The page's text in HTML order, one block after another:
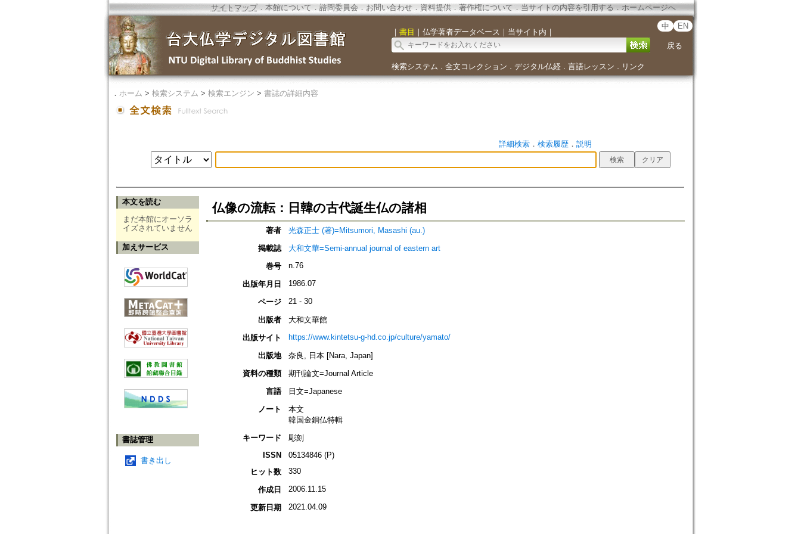
サイトマップ．本館について ． 諮問委員会． お問い合わせ． 資料提供． 著作権について．当サイトの内容を引用する ． ホームページへ
｜ 書目 ｜ 仏学著者データベース ｜ 当サイト内 ｜
中 EN
戻る
検索システム ． 全文コレクション ． デジタル仏経． 言語レッスン ． リンク
． ホーム > 検索システム > 検索エンジン > 書誌の詳細内容
詳細検索． 検索履歴． 説明
本文を読む
まだ本館にオーソラ
イズされていません
加えサービス
書誌管理
書き出し
仏像の流転：日韓の古代誕生仏の諸相
著者
光森正士 (著)=Mitsumori, Masashi (au.)
掲載誌
大和文華=Semi-annual journal of eastern art
巻号
n.76
出版年月日 1986.07
ページ 21 - 30
出版者
大和文華館
出版サイト
https://www.kintetsu-g-hd.co.jp/culture/yamato/
出版地
奈良, 日本 [Nara, Japan]
資料の種類
期刊論文=Journal Article
言語
日文=Japanese
ノート
本文
韓国金銅仏特輯
キーワード
彫刻
ISSN
05134846 (P)
ヒット数
330
作成日 2006.11.15
更新日期 2021.04.09